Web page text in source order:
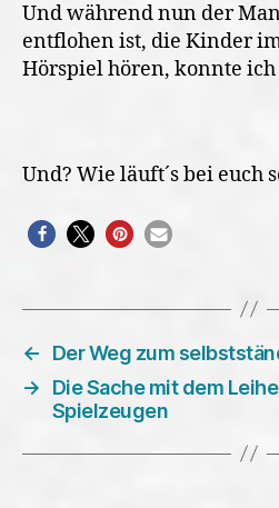
Und während nun der
entflohen ist, die Kinder
Hörspiel hören, konnte
Und? Wie läuft´s bei euch
←
Der Weg zum
→
Die Sache mit dem
Spielzeugen